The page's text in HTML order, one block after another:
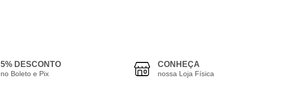
5% DESCONTO
no Boleto e Pix
CONHEÇA
nossa Loja Física